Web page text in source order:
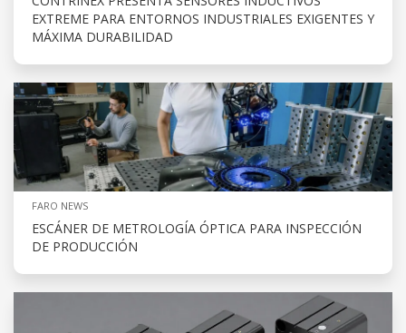
EXTREME PARA ENTORNOS INDUSTRIALES EXIGENTES Y
MÁXIMA DURABILIDAD
FARO NEWS
ESCÁNER DE METROLOGÍA ÓPTICA PARA INSPECCIÓN
DE PRODUCCIÓN